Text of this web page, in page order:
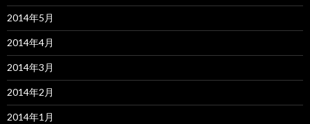
2014年5月
2014年4月
2014年3月
2014年2月
2014年1月